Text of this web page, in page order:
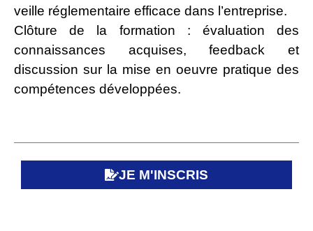
veille réglementaire efficace dans l’entreprise.
Clôture de la formation : évaluation des
connaissances acquises, feedback et
discussion sur la mise en oeuvre pratique des
compétences développées.
JE M'INSCRIS